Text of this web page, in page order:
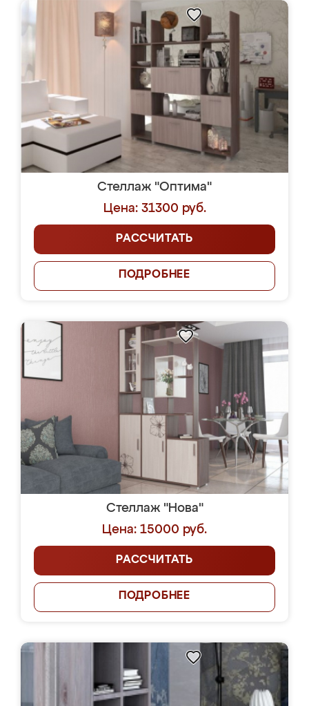
Стеллаж "Оптима"
Цена: 31300 руб.
РАССЧИТАТЬ
ПОДРОБНЕЕ
Стеллаж "Нова"
Цена: 15000 руб.
РАССЧИТАТЬ
ПОДРОБНЕЕ